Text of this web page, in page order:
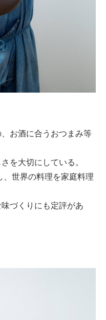
お酒に合うおつまみ等
を大切にしている。
世界の料理を家庭料理
づくりにも定評があ